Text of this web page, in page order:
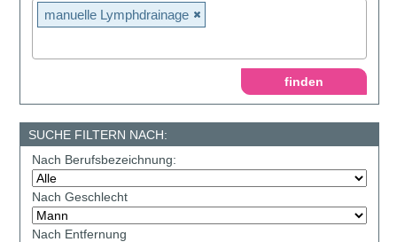
manuelle Lymphdrainage
SUCHE FILTERN NACH:
Nach Berufsbezeichnung:
Nach Geschlecht
Nach Entfernung